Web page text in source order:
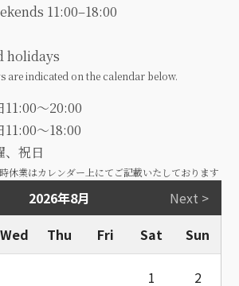
11:00–18:00
holidays
indicated on the calendar below.
11:00～20:00
11:00～18:00
、祝日
休業はカレンダー上にてご記載いたしております
2026年8月
Next >
Wed Thu Fri Sat Sun
1 2